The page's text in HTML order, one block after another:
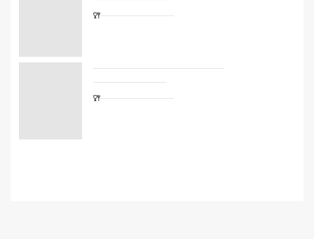
Сетевые отели Турции
Сетевые отели ОАЭ
Сетевые отели Таиланда
Сетевые отели Шри Ланки